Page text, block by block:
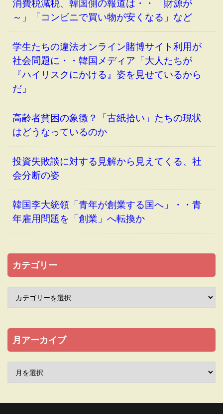
消費税減税、韓国側の報道は・・「財源が
～」「コンビニで買い物が安くなる」など
学生たちの違法オンライン賭博サイト利用が
社会問題に・・韓国メディア「大人たちが
『ハイリスクにかける』姿を見せているから
だ」
高齢者貧困の象徴？「古紙拾い」たちの現状
はどうなっているのか
投資失敗談に対する見解から見えてくる、社
会分断の姿
韓国李大統領「青年が創業する国へ」・・青
年雇用問題を「創業」へ転換か
カテゴリー
月アーカイブ